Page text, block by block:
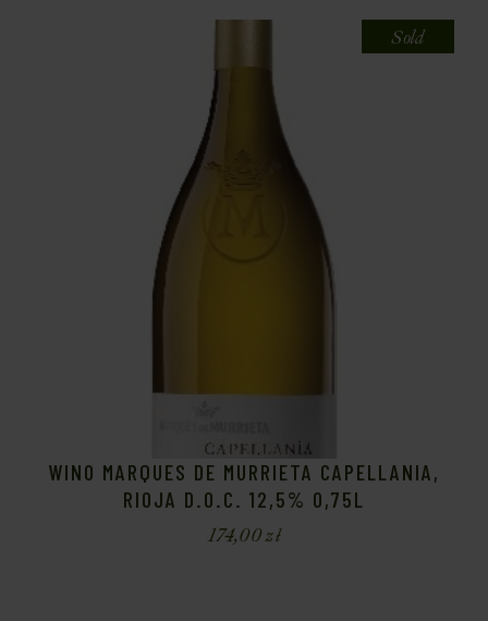
Sold
WINO MARQUES DE MURRIETA CAPELLANIA,
RIOJA D.O.C. 12,5% 0,75L
174,00zł